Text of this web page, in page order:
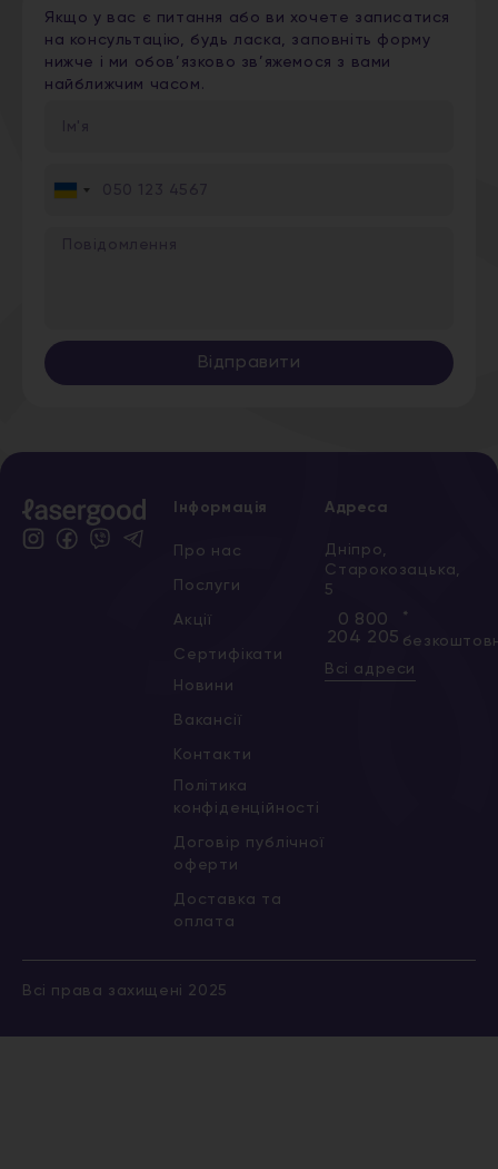
Якщо у вас є питання або ви хочете записатися
на консультацію, будь ласка, заповніть форму
нижче і ми обов’язково зв’яжемося з вами
найближчим часом.
Ukraine
Відправити
Інформація
Про нас
Послуги
Акції
Сертифікати
Новини
Вакансії
Контакти
Політика
конфіденційності
Договір публічної
оферти
Доставка та
оплата
Адреса
Дніпро,
Старокозацька,
5
0 800
204 205
*
Всі адреси
Всі права захищені 2025